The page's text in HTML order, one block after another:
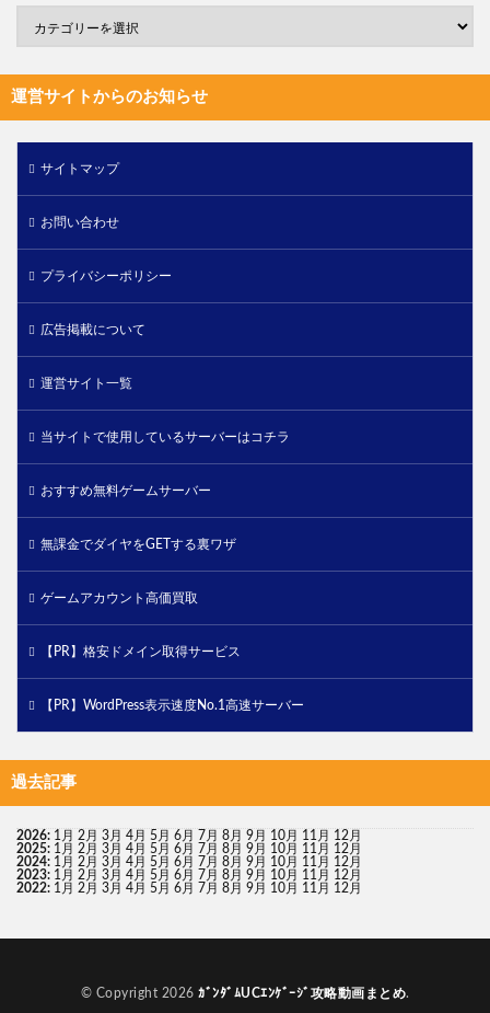
運営サイトからのお知らせ
サイトマップ
お問い合わせ
プライバシーポリシー
広告掲載について
運営サイト一覧
当サイトで使用しているサーバーはコチラ
おすすめ無料ゲームサーバー
無課金でダイヤをGETする裏ワザ
ゲームアカウント高価買取
【PR】格安ドメイン取得サービス
【PR】WordPress表示速度No.1高速サーバー
過去記事
2026: 1月 2月 3月 4月 5月 6月 7月 8月 9月 10月 11月 12月
2025: 1月 2月 3月 4月 5月 6月 7月 8月 9月 10月 11月 12月
2024: 1月 2月 3月 4月 5月 6月 7月 8月 9月 10月 11月 12月
2023: 1月 2月 3月 4月 5月 6月 7月 8月 9月 10月 11月 12月
2022: 1月 2月 3月 4月 5月 6月 7月 8月 9月 10月 11月 12月
© Copyright 2026 ｶﾞﾝﾀﾞﾑUCｴﾝｹﾞｰｼﾞ攻略動画まとめ.